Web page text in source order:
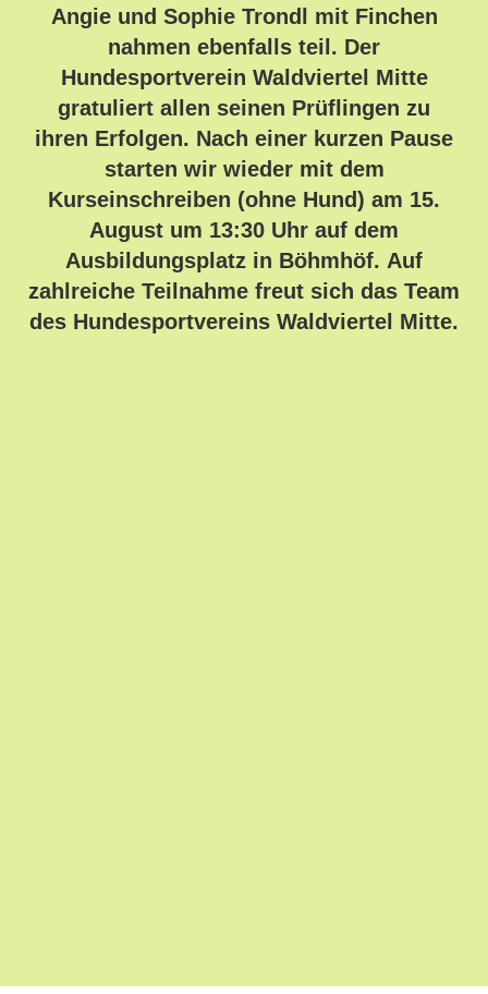
Angie und Sophie Trondl mit Finchen
nahmen ebenfalls teil. Der
Hundesportverein Waldviertel Mitte
gratuliert allen seinen Prüflingen zu
ihren Erfolgen. Nach einer kurzen Pause
starten wir wieder mit dem
Kurseinschreiben (ohne Hund) am 15.
August um 13:30 Uhr auf dem
Ausbildungsplatz in Böhmhöf. Auf
zahlreiche Teilnahme freut sich das Team
des Hundesportvereins Waldviertel Mitte.